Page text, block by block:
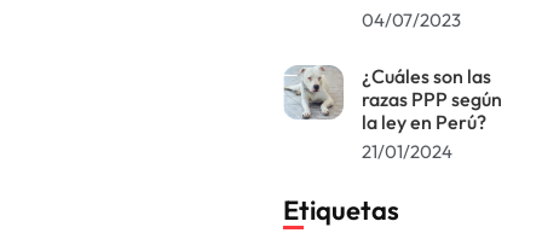
04/07/2023
¿Cuáles son las
razas PPP según
la ley en Perú?
21/01/2024
Etiquetas